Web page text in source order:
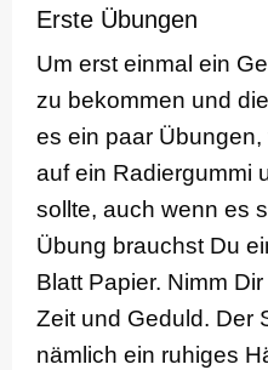
Erste Übungen
Um erst einmal ein
zu bekommen und
es ein paar
auf ein Radiergummi
sollte, auch wenn es
Übung brauchst Du
Blatt Papier. Nimm
Zeit und Geduld. Der
nämlich ein ruhiges